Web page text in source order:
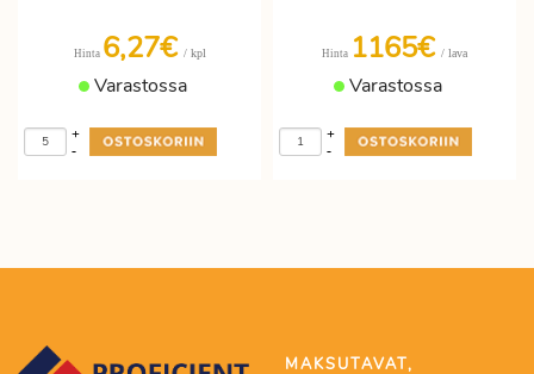
Hinta 6,27€ / kpl
Varastossa
-
+
Hinta 1165€ / lava
Varastossa
-
+
MAKSUTAVAT,